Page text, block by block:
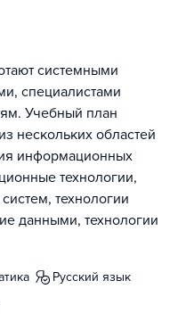
системными
специалистами
Учебный план
нескольких областей
информационных
технологии,
технологии
данными, технологии
русский язык